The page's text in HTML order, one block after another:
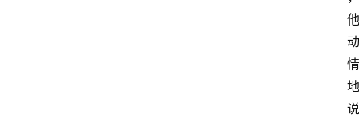
他
动
情
地
说